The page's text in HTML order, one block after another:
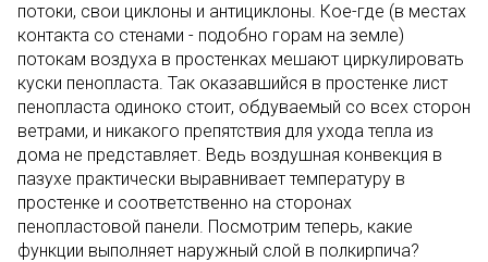
потоки, свои циклоны и антициклоны. Кое-где (в местах
контакта со стенами - подобно горам на земле)
потокам воздуха в простенках мешают циркулировать
куски пенопласта. Так оказавшийся в простенке лист
пенопласта одиноко стоит, обдуваемый со всех сторон
ветрами, и никакого препятствия для ухода тепла из
дома не представляет. Ведь воздушная конвекция в
пазухе практически выравнивает температуру в
простенке и соответственно на сторонах
пенопластовой панели. Посмотрим теперь, какие
функции выполняет наружный слой в полкирпича?